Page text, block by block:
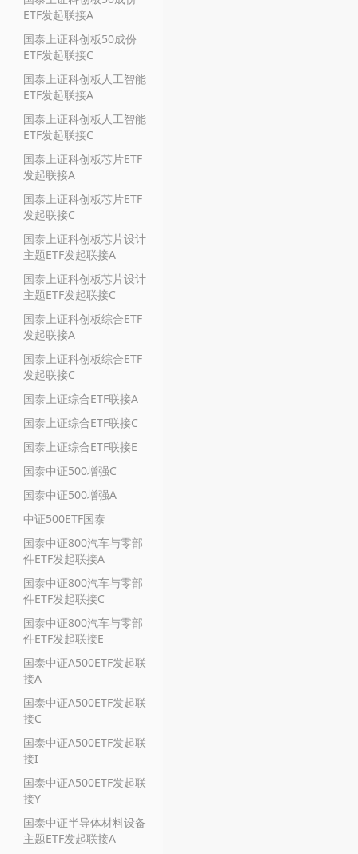
ETF发起联接A
国泰上证科创板50成份
ETF发起联接C
国泰上证科创板人工智能
ETF发起联接A
国泰上证科创板人工智能
ETF发起联接C
国泰上证科创板芯片ETF
发起联接A
国泰上证科创板芯片ETF
发起联接C
国泰上证科创板芯片设计
主题ETF发起联接A
国泰上证科创板芯片设计
主题ETF发起联接C
国泰上证科创板综合ETF
发起联接A
国泰上证科创板综合ETF
发起联接C
国泰上证综合ETF联接A
国泰上证综合ETF联接C
国泰上证综合ETF联接E
国泰中证500增强C
国泰中证500增强A
中证500ETF国泰
国泰中证800汽车与零部
件ETF发起联接A
国泰中证800汽车与零部
件ETF发起联接C
国泰中证800汽车与零部
件ETF发起联接E
国泰中证A500ETF发起联
接A
国泰中证A500ETF发起联
接C
国泰中证A500ETF发起联
接I
国泰中证A500ETF发起联
接Y
国泰中证半导体材料设备
主题ETF发起联接A